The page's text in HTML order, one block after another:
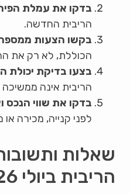
בדקו את עמלת
הריבית החדשה.
בקשו הצעות
הכוללת, לא רק את
בצעו בדיקת יכולת
הריבית אינה
בדקו את שווי הנכס
לפני קנייה, מכירה או
שאלות
הריבית ביולי 2026